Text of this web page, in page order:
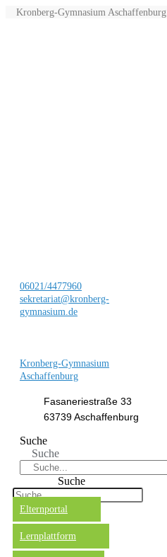
Kronberg-Gymnasium Aschaffenburg
06021/4477960
sekretariat@kronberg-
gymnasium.de
Kronberg-Gymnasium
Aschaffenburg
Fasaneriestraße 33
63739 Aschaffenburg
Suche
Suche
Suche
Elternportal
Lernplattform